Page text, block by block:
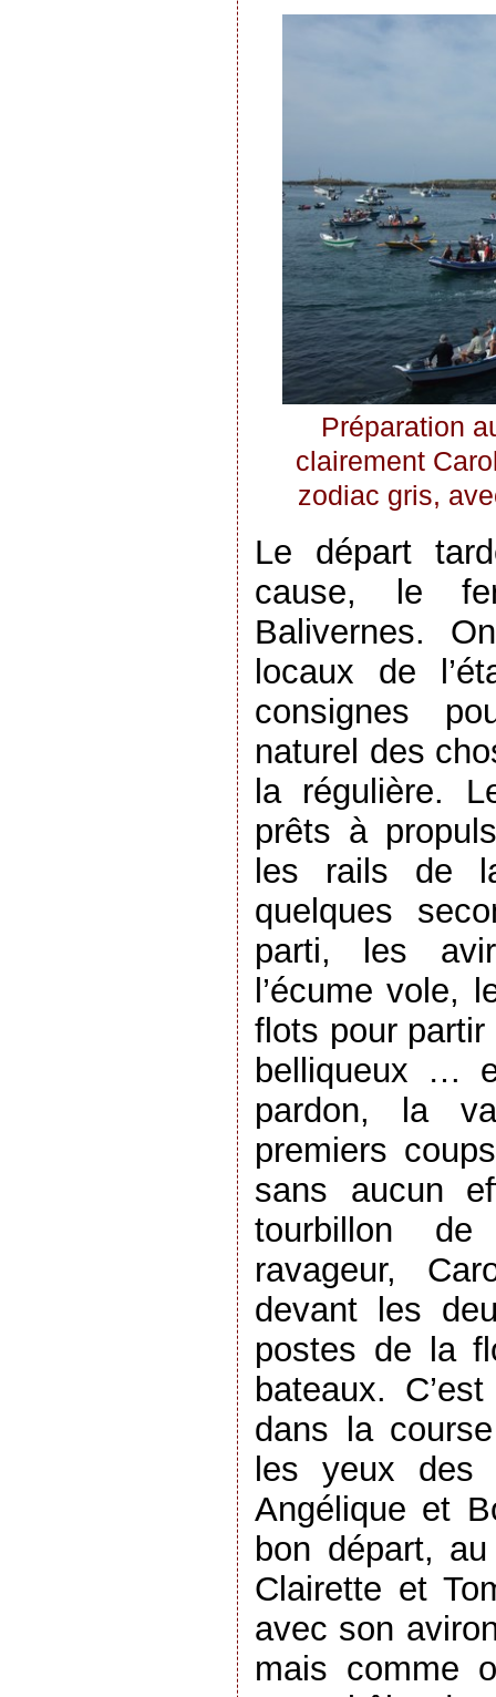
Préparation
clairement
zodiac gris,
Le départ
cause, le
Balivernes.
locaux de
consignes
naturel des
la régulière.
prêts à
les rails de
quelques
parti, les
l’écume vole,
flots pour partir
belliqueux …
pardon, la
premiers
sans aucun
tourbillon
ravageur,
devant les
postes de la
bateaux.
dans la
les yeux des
Angélique et
bon départ,
Clairette et
avec son
mais comme